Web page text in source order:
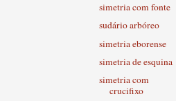
simetria com fonte
sudário arbóreo
simetria eborense
simetria de esquina
simetria com
crucifixo